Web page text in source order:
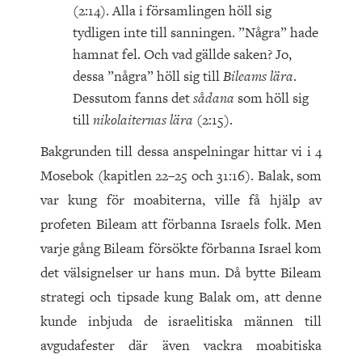
(2:14). Alla i församlingen höll sig
tydligen inte till sanningen. ”Några” hade
hamnat fel. Och vad gällde saken? Jo,
dessa ”några” höll sig tillBileams lära.
Dessutom fanns detsådana som höll sig
tillnikolaiternas lära (2:15).
Bakgrunden till dessa anspelningar hittar vi i 4
Mosebok (kapitlen 22–25 och 31:16). Balak, som
var kung för moabiterna, ville få hjälp av
profeten Bileam att förbanna Israels folk. Men
varje gång Bileam försökte förbanna Israel kom
det välsignelser ur hans mun. Då bytte Bileam
strategi och tipsade kung Balak om, att denne
kunde inbjuda de israelitiska männen till
avgudafester där även vackra moabitiska